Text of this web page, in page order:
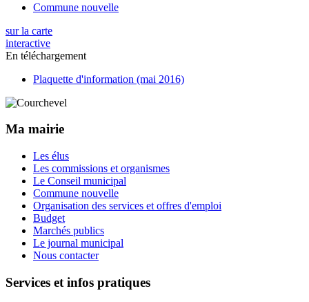
Commune nouvelle
sur la carte
interactive
En téléchargement
Plaquette d'information (mai 2016)
Ma mairie
Les élus
Les commissions et organismes
Le Conseil municipal
Commune nouvelle
Organisation des services et offres d'emploi
Budget
Marchés publics
Le journal municipal
Nous contacter
Services et infos pratiques